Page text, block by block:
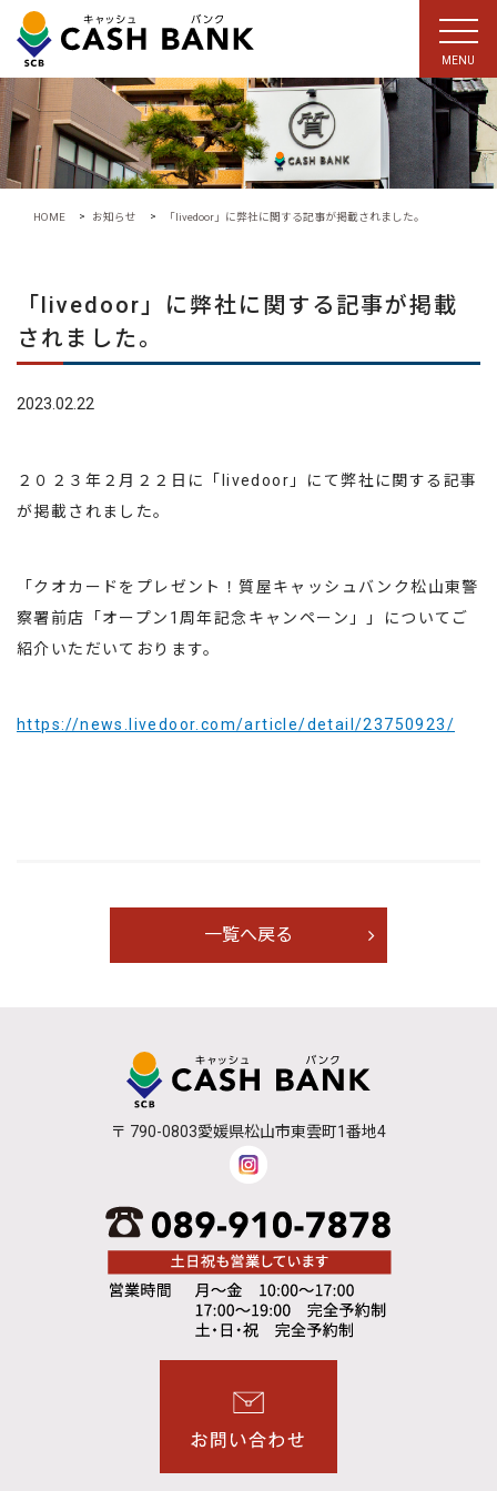
MENU
HOME > お知らせ > 「livedoor」に弊社に関する記事が掲載されました。
「livedoor」に弊社に関する記事が掲載
されました。
2023.02.22
２０２３年２月２２日に「livedoor」にて弊社に関する記事
が掲載されました。
「クオカードをプレゼント！質屋キャッシュバンク松山東警
察署前店「オープン1周年記念キャンペーン」」についてご
紹介いただいております。
https://news.livedoor.com/article/detail/23750923/
一覧へ戻る
〒 790-0803愛媛県松山市東雲町1番地4